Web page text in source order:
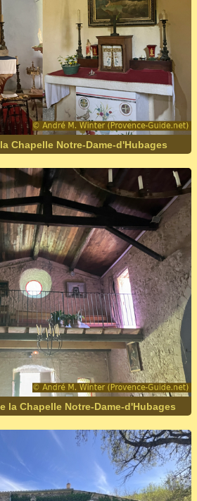
Chapelle Notre-Dame-d'Hubages
la Chapelle Notre-Dame-d'Hubages